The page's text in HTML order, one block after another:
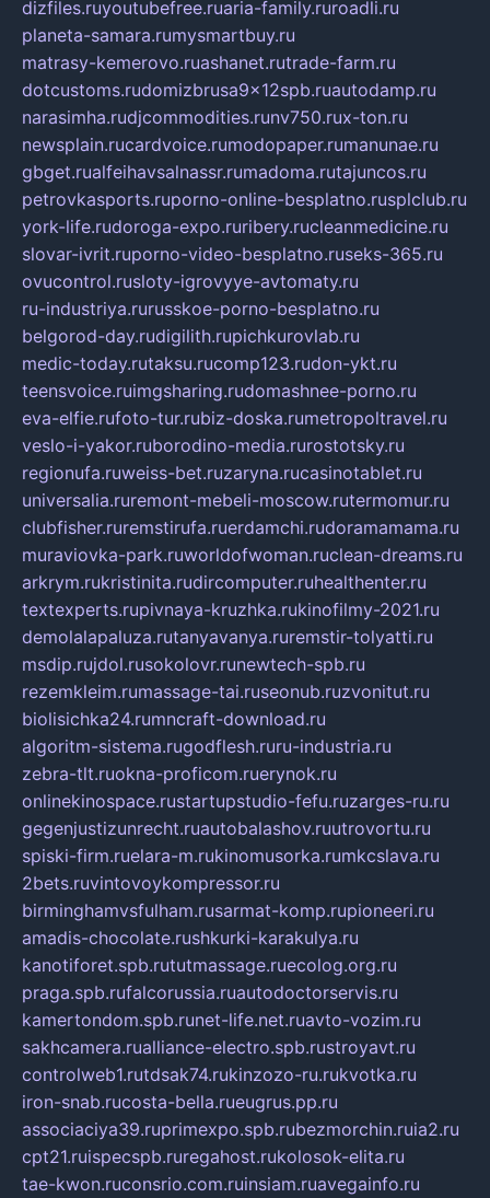
dizfiles.ruyoutubefree.ruaria-family.ruroadli.ru
planeta-samara.rumysmartbuy.ru
matrasy-kemerovo.ruashanet.rutrade-farm.ru
dotcustoms.rudomizbrusa9x12spb.ruautodamp.ru
narasimha.rudjcommodities.runv750.rux-ton.ru
newsplain.rucardvoice.rumodopaper.rumanunae.ru
gbget.rualfeihavsalnassr.rumadoma.rutajuncos.ru
petrovkasports.ruporno-online-besplatno.rusplclub.ru
york-life.rudoroga-expo.ruribery.rucleanmedicine.ru
slovar-ivrit.ruporno-video-besplatno.ruseks-365.ru
ovucontrol.rusloty-igrovyye-avtomaty.ru
ru-industriya.rurusskoe-porno-besplatno.ru
belgorod-day.rudigilith.rupichkurovlab.ru
medic-today.rutaksu.rucomp123.rudon-ykt.ru
teensvoice.ruimgsharing.rudomashnee-porno.ru
eva-elfie.rufoto-tur.rubiz-doska.rumetropoltravel.ru
veslo-i-yakor.ruborodino-media.rurostotsky.ru
regionufa.ruweiss-bet.ruzaryna.rucasinotablet.ru
universalia.ruremont-mebeli-moscow.rutermomur.ru
clubfisher.ruremstirufa.ruerdamchi.rudoramamama.ru
muraviovka-park.ruworldofwoman.ruclean-dreams.ru
arkrym.rukristinita.rudircomputer.ruhealthenter.ru
textexperts.rupivnaya-kruzhka.rukinofilmy-2021.ru
demolalapaluza.rutanyavanya.ruremstir-tolyatti.ru
msdip.rujdol.rusokolovr.runewtech-spb.ru
rezemkleim.rumassage-tai.ruseonub.ruzvonitut.ru
biolisichka24.rumncraft-download.ru
algoritm-sistema.rugodflesh.ruru-industria.ru
zebra-tlt.ruokna-proficom.ruerynok.ru
onlinekinospace.rustartupstudio-fefu.ruzarges-ru.ru
gegenjustizunrecht.ruautobalashov.ruutrovortu.ru
spiski-firm.ruelara-m.rukinomusorka.rumkcslava.ru
2bets.ruvintovoykompressor.ru
birminghamvsfulham.rusarmat-komp.rupioneeri.ru
amadis-chocolate.rushkurki-karakulya.ru
kanotiforet.spb.rututmassage.ruecolog.org.ru
praga.spb.rufalcorussia.ruautodoctorservis.ru
kamertondom.spb.runet-life.net.ruavto-vozim.ru
sakhcamera.rualliance-electro.spb.rustroyavt.ru
controlweb1.rutdsak74.rukinzozo-ru.rukvotka.ru
iron-snab.rucosta-bella.rueugrus.pp.ru
associaciya39.ruprimexpo.spb.rubezmorchin.ruia2.ru
cpt21.ruispecspb.ruregahost.rukolosok-elita.ru
tae-kwon.ruconsrio.com.ruinsiam.ruavegainfo.ru